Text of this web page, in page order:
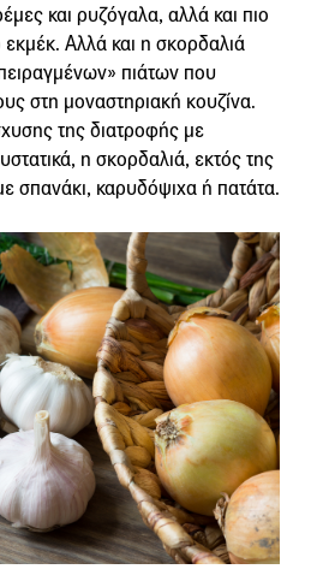
και ρυζόγαλα, αλλά και πιο
Αλλά και η σκορδαλιά
πιάτων που
στη μοναστηριακή κουζίνα.
της διατροφής με
η σκορδαλιά, εκτός της
σπανάκι, καρυδόψιχα ή πατάτα.